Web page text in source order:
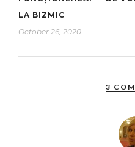
LA BIZMIC
October 26, 2020
3